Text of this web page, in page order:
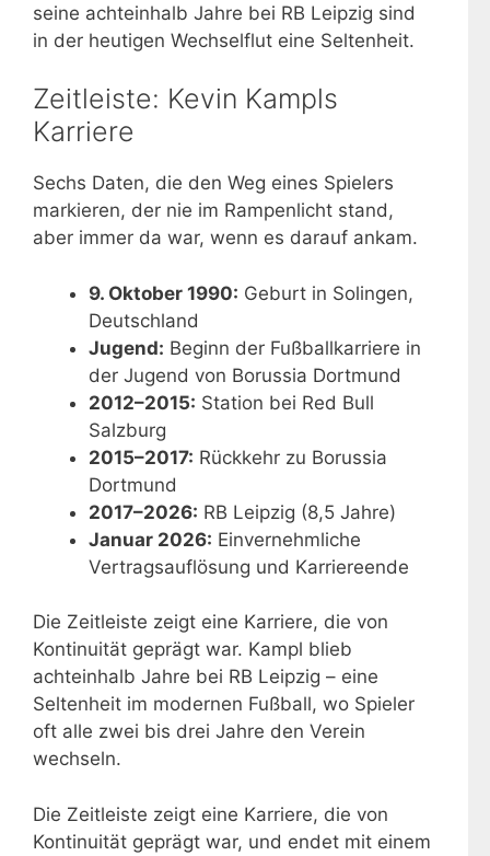
seine achteinhalb Jahre bei RB Leipzig sind
in der heutigen Wechselflut eine Seltenheit.
Zeitleiste: Kevin Kampls
Karriere
Sechs Daten, die den Weg eines Spielers
markieren, der nie im Rampenlicht stand,
aber immer da war, wenn es darauf ankam.
9. Oktober 1990: Geburt in Solingen,
Deutschland
Jugend: Beginn der Fußballkarriere in
der Jugend von Borussia Dortmund
2012–2015: Station bei Red Bull
Salzburg
2015–2017: Rückkehr zu Borussia
Dortmund
2017–2026: RB Leipzig (8,5 Jahre)
Januar 2026: Einvernehmliche
Vertragsauflösung und Karriereende
Die Zeitleiste zeigt eine Karriere, die von
Kontinuität geprägt war. Kampl blieb
achteinhalb Jahre bei RB Leipzig – eine
Seltenheit im modernen Fußball, wo Spieler
oft alle zwei bis drei Jahre den Verein
wechseln.
Die Zeitleiste zeigt eine Karriere, die von
Kontinuität geprägt war, und endet mit einem